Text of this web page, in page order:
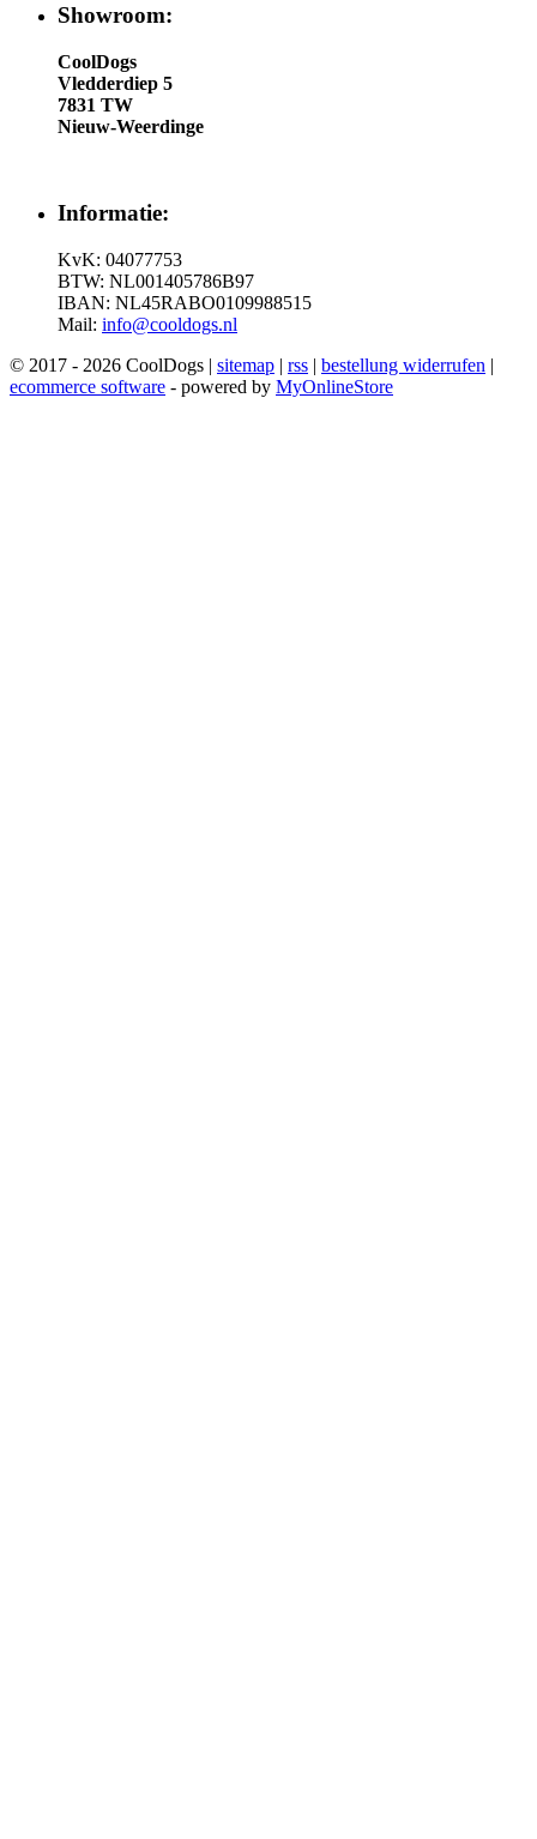
Showroom:
CoolDogs
Vledderdiep 5
7831 TW
Nieuw-Weerdinge
Informatie:
KvK: 04077753
BTW: NL001405786B97
IBAN: NL45RABO0109988515
Mail: info@cooldogs.nl
© 2017 - 2026 CoolDogs | sitemap | rss | bestellung widerrufen |
ecommerce software - powered by MyOnlineStore